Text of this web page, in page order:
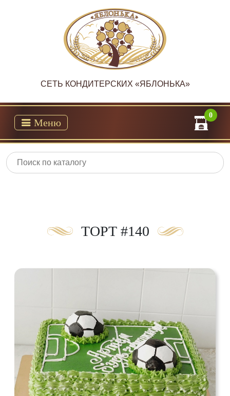
CЕТЬ КОНДИТЕРСКИХ «ЯБЛОНЬКА»
Меню
0
ТОРТ #140